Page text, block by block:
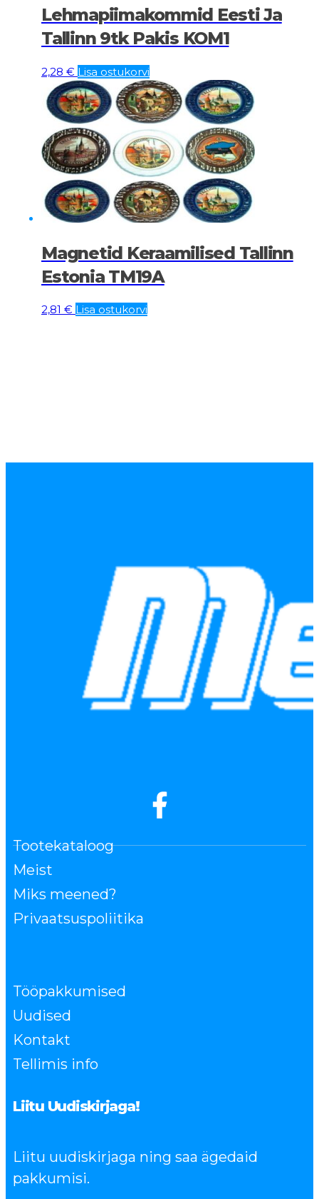
Lehmapiimakommid Eesti Ja
Tallinn 9tk Pakis KOM1
2,28 € Lisa ostukorvi
Magnetid Keraamilised Tallinn
Estonia TM19A
2,81 € Lisa ostukorvi
Tootekataloog
Meist
Miks meened?
Privaatsuspoliitika
Tööpakkumised
Uudised
Kontakt
Tellimis info
Liitu Uudiskirjaga!
Liitu uudiskirjaga ning saa ägedaid
pakkumisi.